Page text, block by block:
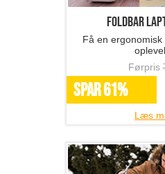
Foldbar
Få en
Førpris
SPAR 61%
Læs